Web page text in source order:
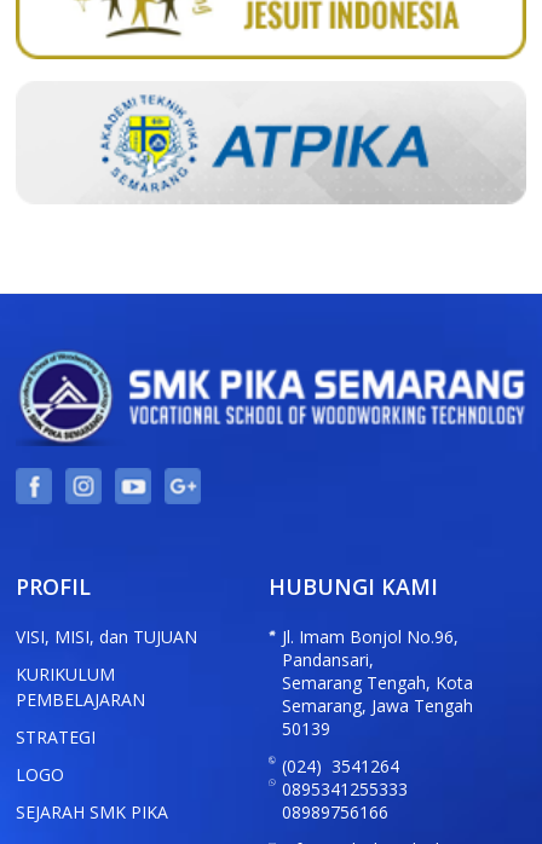
PROFIL
VISI, MISI, dan TUJUAN
KURIKULUM
PEMBELAJARAN
STRATEGI
LOGO
SEJARAH SMK PIKA
HUBUNGI KAMI
Jl. Imam Bonjol No.96,
Pandansari,
Semarang Tengah, Kota
Semarang, Jawa Tengah
50139
(024) 3541264
0895341255333
08989756166